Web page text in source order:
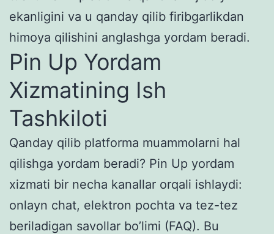
ekanligini va u qanday qilib firibgarlikdan
himoya qilishini anglashga yordam beradi.
Pin Up Yordam
Xizmatining Ish
Tashkiloti
Qanday qilib platforma muammolarni hal
qilishga yordam beradi? Pin Up yordam
xizmati bir necha kanallar orqali ishlaydi:
onlayn chat, elektron pochta va tez-tez
beriladigan savollar bo’limi (FAQ). Bu